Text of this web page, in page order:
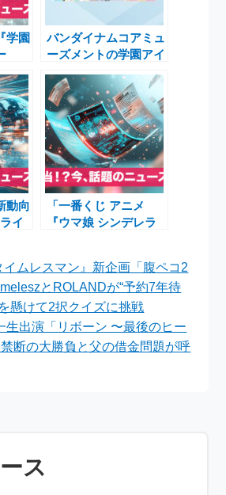
学園
バンダイナムコアミュ
ーズメントの学園アイ
STEP! JUMP!
SPRING!キャンペー
ンがナムコで開催！限
定景品や特典が満載
動向
イ
ア発
「一番くじ アニメ
『ウマ娘 シンデレラ
スとオグリキャップの
フィギュアが12月22
日より発売
ムレスマン』新企画「腹ペコ2
とROLANDが“予約7年待
懸けて2択クイズに挑戦
生出演「リボーン 〜最後のヒー
断の大勝負と父の借金問題が呼
ス